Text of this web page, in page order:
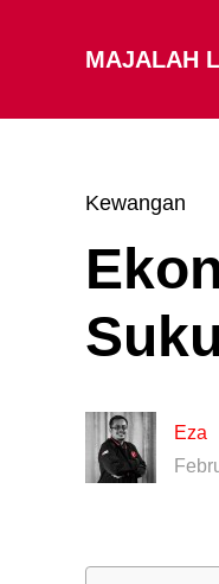
MAJALAH
Kewangan
Eza